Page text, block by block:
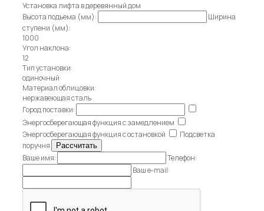
Установка лифта в деревянный дом
Высота подъема (мм):
Ширина
ступени (мм):
1000
Угол наклона:
12
Тип установки:
одиночный
Материал облицовки:
нержавеющая сталь
Город поставки:
Энергосберегающая функция с замедлением
Энергосберегающая функция с остановкой
Подсветка
поручня
Ваше имя:
Телефон:
Ваш e-mail: